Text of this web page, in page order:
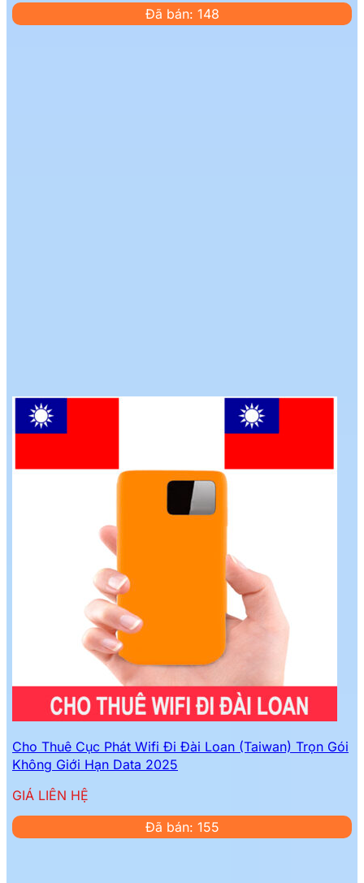
Đã bán: 148
Cho Thuê Cục Phát Wifi Đi Đài Loan (Taiwan) Trọn Gói
Không Giới Hạn Data 2025
GIÁ LIÊN HỆ
Đã bán: 155